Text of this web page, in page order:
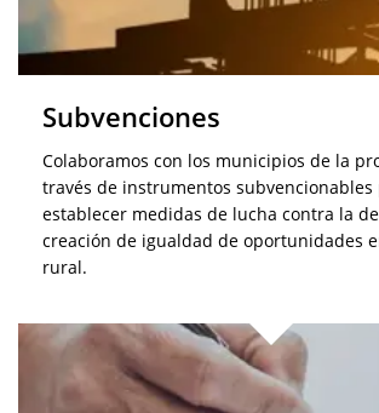
Subvenciones
Colaboramos con los municipios de la
través de instrumentos subvencionables
establecer medidas de lucha contra la
creación de igualdad de oportunidades
rural.